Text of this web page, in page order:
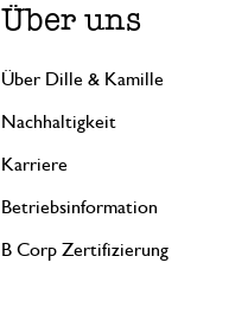
Über uns
Über Dille & Kamille
Nachhaltigkeit
Karriere
Betriebsinformation
B Corp Zertifizierung